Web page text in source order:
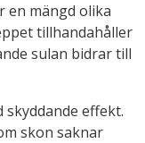
en mängd olika
tillhandahåller
sulan bidrar till
effekt.
skon saknar